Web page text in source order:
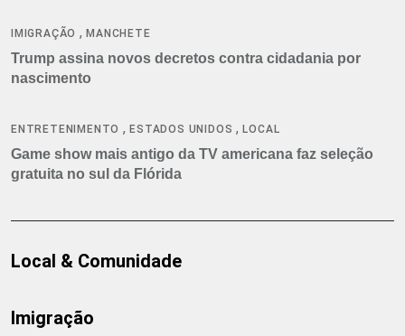
IMIGRAÇÃO ,MANCHETE
Trump assina novos decretos contra cidadania por
nascimento
ENTRETENIMENTO ,ESTADOS UNIDOS ,LOCAL
Game show mais antigo da TV americana faz seleção
gratuita no sul da Flórida
Local & Comunidade
Imigração